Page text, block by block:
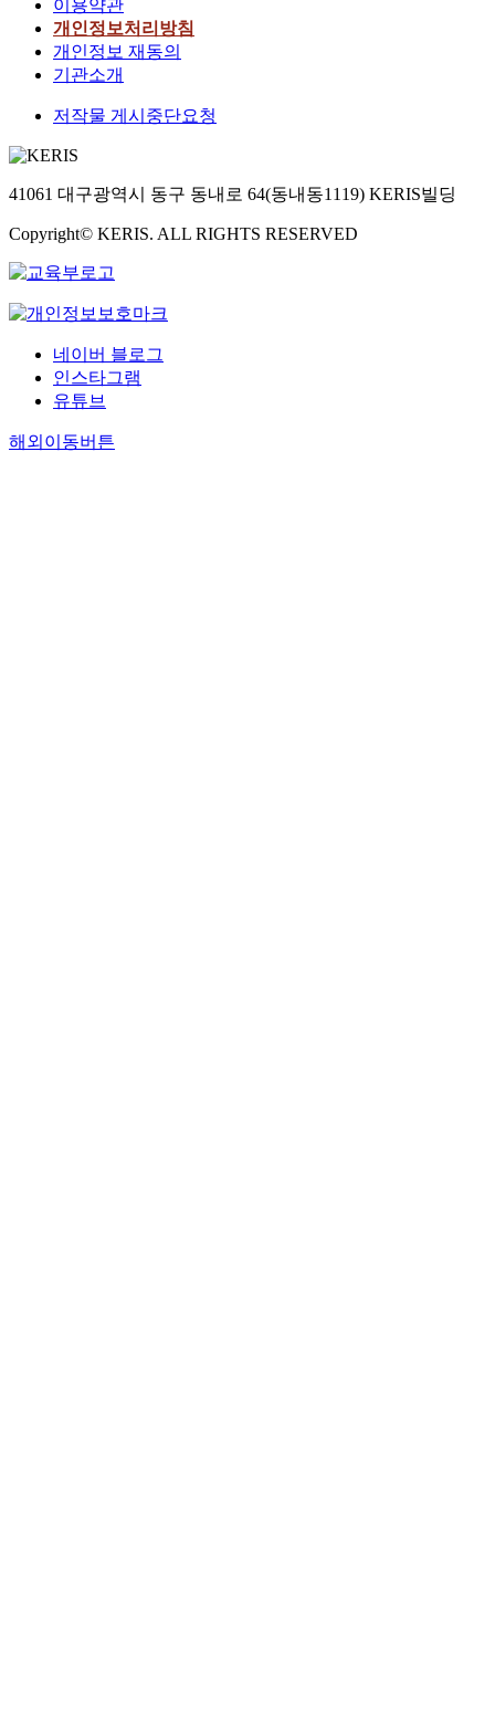
이용약관
개인정보처리방침
개인정보 재동의
기관소개
저작물 게시중단요청
41061 대구광역시 동구 동내로 64(동내동1119) KERIS빌딩
Copyright© KERIS. ALL RIGHTS RESERVED
네이버 블로그
인스타그램
유튜브
해외이동버튼